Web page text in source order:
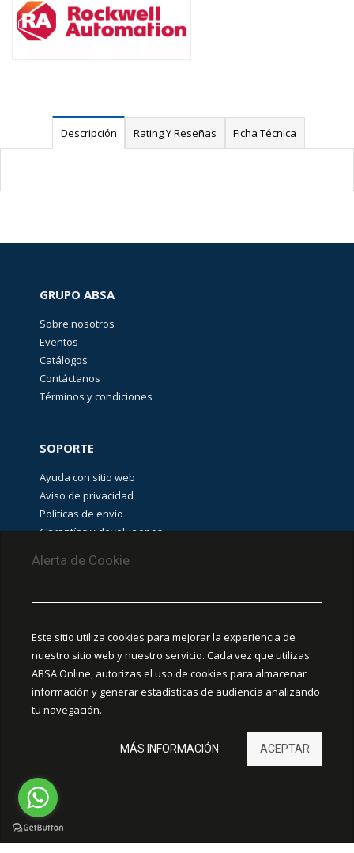
Descripción Rating Y Reseñas Ficha Técnica
Alerta de Cookie
Este sitio utiliza cookies para mejorar la experiencia de
nuestro sitio web y nuestro servicio. Cada vez que utilizas
ABSA Online, autorizas el uso de cookies para almacenar
información y generar estadísticas de audiencia analizando
tu navegación.
MÁS INFORMACIÓN ACEPTAR
GRUPO ABSA
Sobre nosotros
Eventos
Catálogos
Contáctanos
Términos y condiciones
SOPORTE
Ayuda con sitio web
Aviso de privacidad
Políticas de envío
Garantías y devoluciones
PUNTOS DE RECOLECCIÓN
CEDIS Guadalajara
Amapola #380, La Aurora, C.P. 44460 Guadalajara,
Jalisco, MX.
Chihuahua
León